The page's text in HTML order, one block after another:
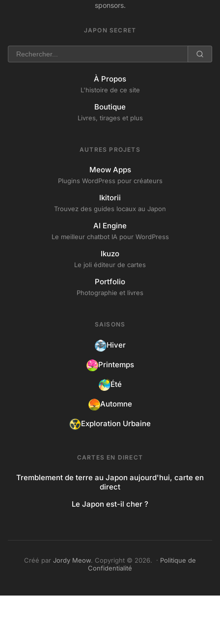
sponsors.
JAPON SECRET
À Propos
L'histoire de ce site
Boutique
Livres, tirages et plus
AUTRES PROJETS
Meow Apps
Plugins WordPress pour créateurs
Ikitorii
Trouvez des guides locaux au Japon
AI Engine
Le meilleur chatbot IA pour WordPress
Ikuzo
Le joli éditeur de cartes
Portfolio
Photographie et livres
SAISONS
Hiver
Printemps
Été
Automne
Exploration Urbaine
CARTES EN DIRECT
Tremblement de terre au Japon aujourd'hui, carte en
direct
Le Japon est-il cher ?
Créé par Jordy Meow. Copyright © 2026. · Politique de
Confidentialité